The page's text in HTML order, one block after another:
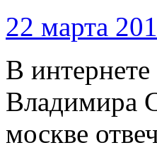
22 марта
В
Владимира
москве